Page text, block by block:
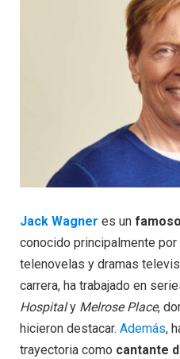
Jack Wagner es un
conocido principalmente
telenovelas y dramas
carrera, ha trabajado en
Hospitaly Melrose Place,
hicieron destacar. Además,
trayectoria como cantante